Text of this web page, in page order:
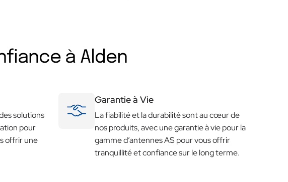
à Alden
solutions
pour
offrir une
Garantie à Vie
La fiabilité et la durabilité sont au cœur de
nos produits, avec une garantie à vie pour la
gamme d’antennes AS pour vous offrir
tranquillité et confiance sur le long terme.